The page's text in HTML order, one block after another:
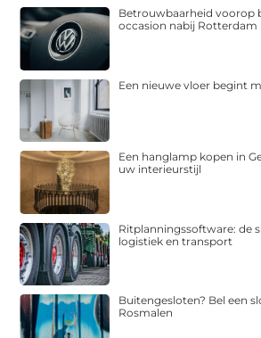
Betrouwbaarheid voorop
occasion nabij Rotterdam
Een nieuwe vloer begint
Een hanglamp kopen in
uw interieurstijl
Ritplanningssoftware: de
logistiek en transport
Buitengesloten? Bel een
Rosmalen